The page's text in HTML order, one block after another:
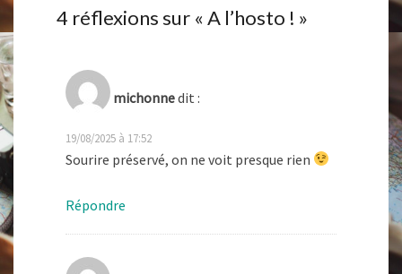
4 réflexions sur « A l’hosto ! »
michonnedit :
19/08/2025 à 17:52
Sourire préservé, on ne voit presque rien
Répondre